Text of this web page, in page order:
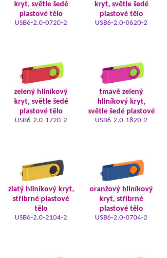
kryt, světle šedé
plastové tělo
USB6-2.0-0720-2
kryt, světle šedé
plastové tělo
USB6-2.0-0620-2
zelený hliníkový
kryt, světle šedé
plastové tělo
USB6-2.0-1720-2
tmavě zelený
hliníkový kryt,
světle šedé plastové
USB6-2.0-1820-2
zlatý hliníkový kryt,
stříbrné plastové
tělo
USB6-2.0-2104-2
oranžový hliníkový
kryt, stříbrné
plastové tělo
USB6-2.0-0704-2